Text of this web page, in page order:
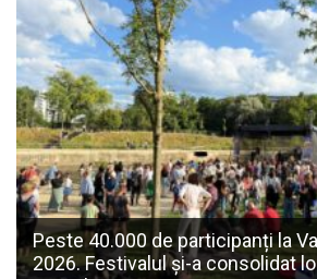
Peste 40.000 de participanți la
2026. Festivalul și-a consolidat